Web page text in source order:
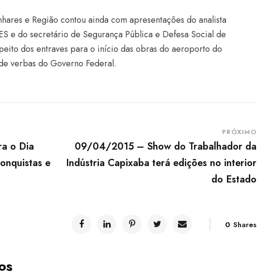
e Região contou ainda com apresentações do analista
e do secretário de Segurança Pública e Defesa Social de
dos entraves para o início das obras do aeroporto do
verbas do Governo Federal.
o Dia
e
PRÓXIMO
09/04/2015 – Show do Trabalhador da
Indústria Capixaba terá edições no interior
do Estado
0 Shares